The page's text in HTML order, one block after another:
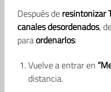
Después deresintonizar
canales desordenados,
paraordenarlos:
Vuelve a entrar en
distancia.